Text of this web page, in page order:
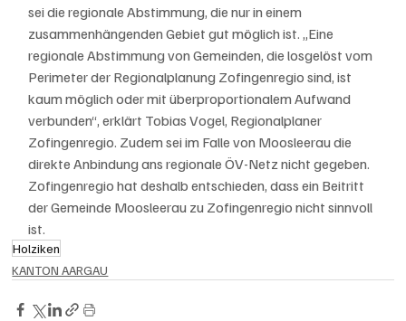
sei die regionale Abstimmung, die nur in einem
zusammenhängenden Gebiet gut möglich ist. „Eine
regionale Abstimmung von Gemeinden, die losgelöst vom
Perimeter der Regionalplanung Zofingenregio sind, ist
kaum möglich oder mit überproportionalem Aufwand
verbunden“, erklärt Tobias Vogel, Regionalplaner
Zofingenregio. Zudem sei im Falle von Moosleerau die
direkte Anbindung ans regionale ÖV-Netz nicht gegeben.
Zofingenregio hat deshalb entschieden, dass ein Beitritt
der Gemeinde Moosleerau zu Zofingenregio nicht sinnvoll
ist.
Holziken
KANTON AARGAU